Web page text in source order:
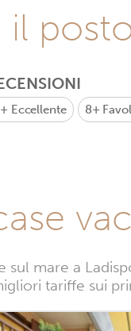
il
Eccellente 8+
mare a
tariffe sui